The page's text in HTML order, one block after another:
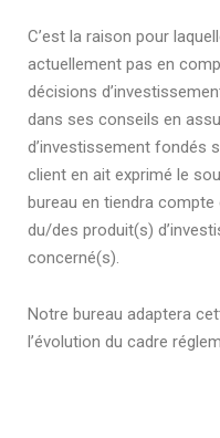
C’est la raison pour
actuellement pas en
décisions
dans ses conseils en
d’investissement fondés
client en ait exprimé le
bureau en tiendra compte
du/des produit(s)
concerné(s).
Notre bureau adaptera
l’évolution du cadre